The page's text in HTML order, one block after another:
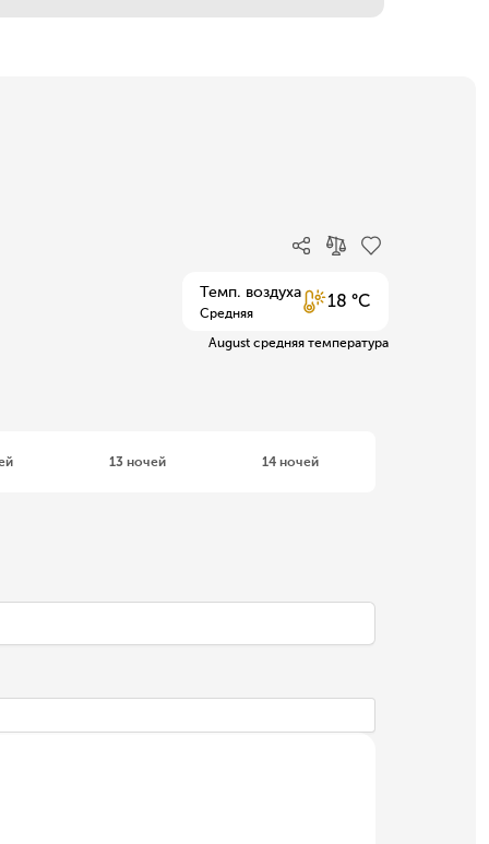
Темп. воздуха
Средняя
18 °C
August средняя температура
13 ночей 14 ночей